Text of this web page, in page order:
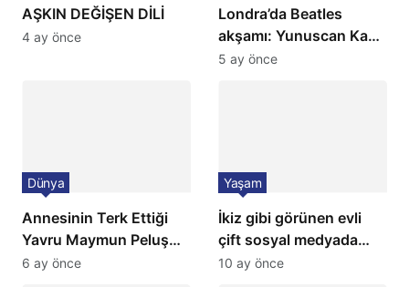
AŞKIN DEĞİŞEN DİLİ
4 ay önce
Londra’da Beatles
akşamı: Yunuscan Kaya
klasik yorumuyla
5 ay önce
Annesinin Terk Ettiği
Yavru Maymun Peluş
Oyuncağını Anne Bildi
Dünya
6 ay önce
İkiz gibi görünen evli
çift sosyal medyada
gündem oldu
Yaşam
10 ay önce